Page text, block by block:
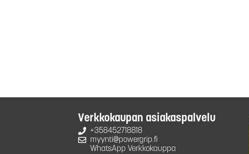
Verkkokaupan asiakaspalvelu
+358452718818
myynti@powergrip.fi
WhatsApp Verkkokauppa